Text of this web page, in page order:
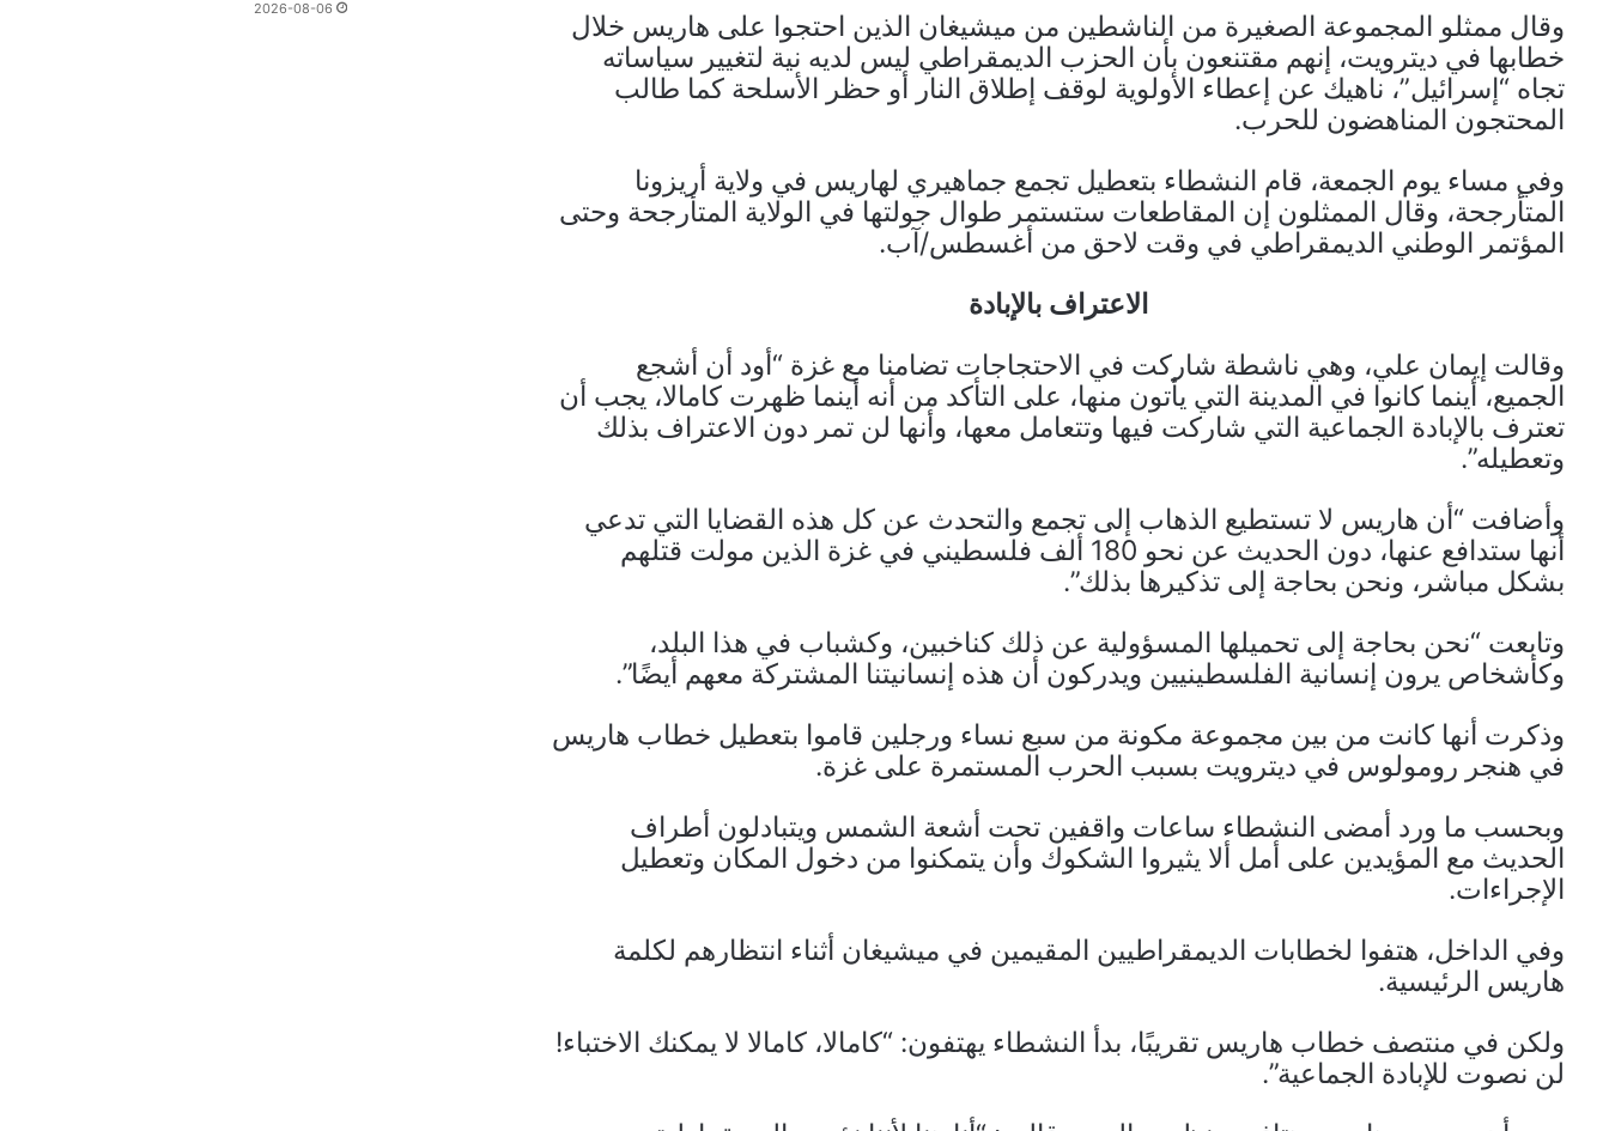
وقال ممثلو المجموعة الصغيرة من الناشطين من ميشيغان الذين احتجوا على هاريس خلال
خطابها في ديترويت، إنهم مقتنعون بأن الحزب الديمقراطي ليس لديه نية لتغيير سياساته
تجاه “إسرائيل”، ناهيك عن إعطاء الأولوية لوقف إطلاق النار أو حظر الأسلحة كما طالب
المحتجون المناهضون للحرب.
وفي مساء يوم الجمعة، قام النشطاء بتعطيل تجمع جماهيري لهاريس في ولاية أريزونا
المتأرجحة، وقال الممثلون إن المقاطعات ستستمر طوال جولتها في الولاية المتأرجحة وحتى
المؤتمر الوطني الديمقراطي في وقت لاحق من أغسطس/آب.
الاعتراف بالإبادة
وقالت إيمان علي، وهي ناشطة شاركت في الاحتجاجات تضامنا مع غزة “أود أن أشجع
الجميع، أينما كانوا في المدينة التي يأتون منها، على التأكد من أنه أينما ظهرت كامالا، يجب أن
تعترف بالإبادة الجماعية التي شاركت فيها وتتعامل معها، وأنها لن تمر دون الاعتراف بذلك
وتعطيله”.
وأضافت “أن هاريس لا تستطيع الذهاب إلى تجمع والتحدث عن كل هذه القضايا التي تدعي
أنها ستدافع عنها، دون الحديث عن نحو 180 ألف فلسطيني في غزة الذين مولت قتلهم
بشكل مباشر، ونحن بحاجة إلى تذكيرها بذلك”.
وتابعت “نحن بحاجة إلى تحميلها المسؤولية عن ذلك كناخبين، وكشباب في هذا البلد،
وكأشخاص يرون إنسانية الفلسطينيين ويدركون أن هذه إنسانيتنا المشتركة معهم أيضًا”.
وذكرت أنها كانت من بين مجموعة مكونة من سبع نساء ورجلين قاموا بتعطيل خطاب هاريس
في هنجر رومولوس في ديترويت بسبب الحرب المستمرة على غزة.
وبحسب ما ورد أمضى النشطاء ساعات واقفين تحت أشعة الشمس ويتبادلون أطراف
الحديث مع المؤيدين على أمل ألا يثيروا الشكوك وأن يتمكنوا من دخول المكان وتعطيل
الإجراءات.
وفي الداخل، هتفوا لخطابات الديمقراطيين المقيمين في ميشيغان أثناء انتظارهم لكلمة
هاريس الرئيسية.
ولكن في منتصف خطاب هاريس تقريبًا، بدأ النشطاء يهتفون: “كامالا، كامالا لا يمكنك الاختباء!
لن نصوت للإبادة الجماعية”.
2026-08-06